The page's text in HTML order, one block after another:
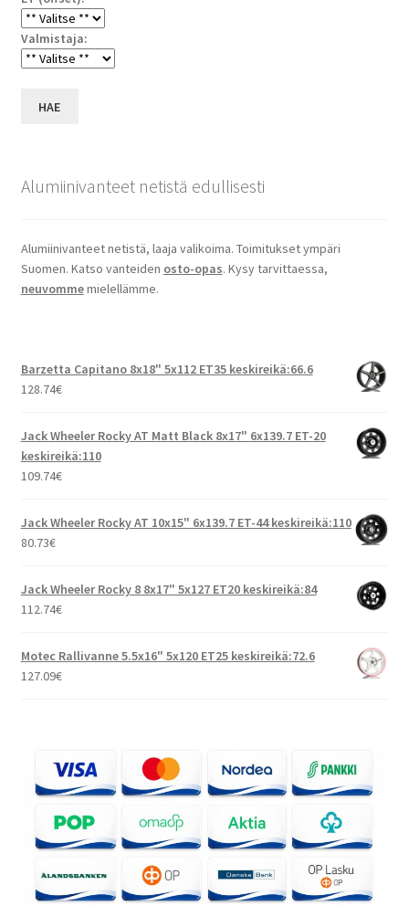
Valmistaja:
HAE
Alumiinivanteet netistä edullisesti
Alumiinivanteet netistä, laaja valikoima. Toimitukset ympäri
Suomen. Katso vanteiden osto-opas. Kysy tarvittaessa,
neuvommemielellämme.
Barzetta Capitano 8x18" 5x112 ET35 keskireikä:66.6
128.74€
Jack Wheeler Rocky AT Matt Black 8x17" 6x139.7 ET-20
keskireikä:110
109.74€
Jack Wheeler Rocky AT 10x15" 6x139.7 ET-44 keskireikä:110
80.73€
Jack Wheeler Rocky 8 8x17" 5x127 ET20 keskireikä:84
112.74€
Motec Rallivanne 5.5x16" 5x120 ET25 keskireikä:72.6
127.09€